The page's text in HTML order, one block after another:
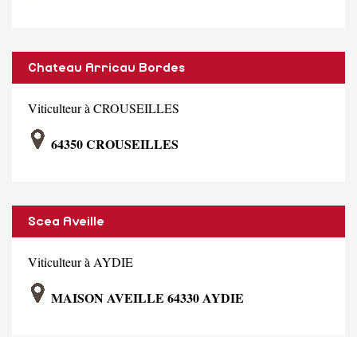
Chateau Arricau Bordes
Viticulteur à CROUSEILLES
64350 CROUSEILLES
Scea Aveille
Viticulteur à AYDIE
MAISON AVEILLE 64330 AYDIE